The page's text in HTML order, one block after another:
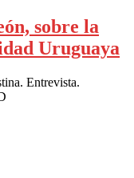
sobre la
Uruguaya
Entrevista.